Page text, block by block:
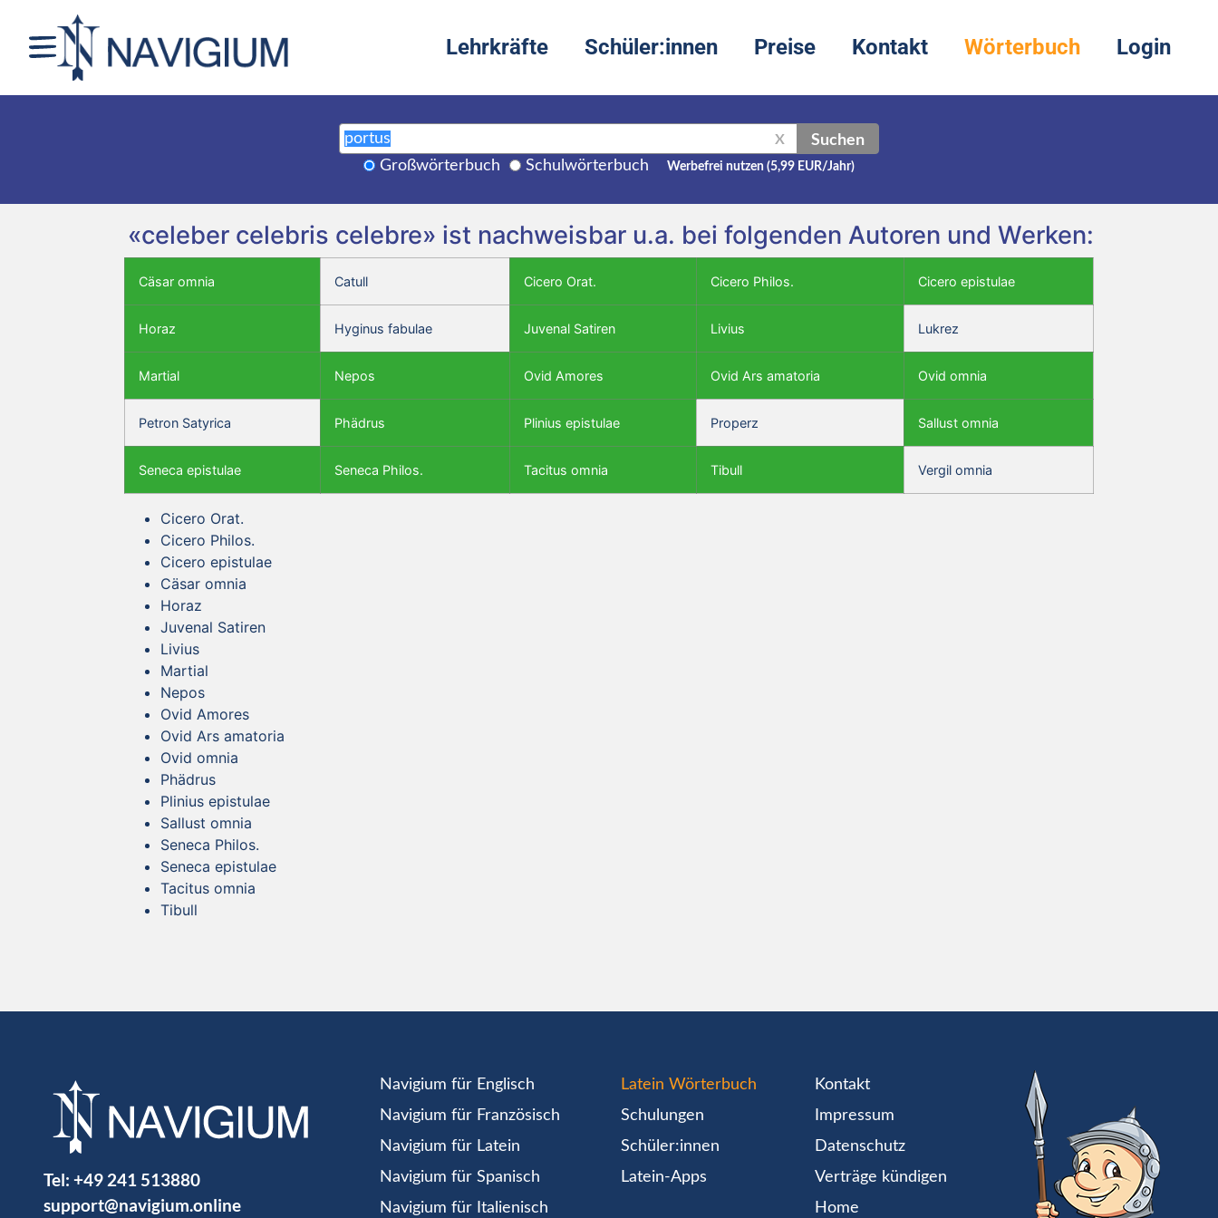
Lehrkräfte Schüler:innen Preise Kontakt Wörterbuch Login
X Suchen
Großwörterbuch Schulwörterbuch Werbefrei nutzen (5,99 EUR/Jahr)
«celeber celebris celebre» ist nachweisbar u.a. bei folgenden Autoren und Werken:
Cäsar omnia Catull Cicero Orat. Cicero Philos. Cicero epistulae
Horaz Hyginus fabulae Juvenal Satiren Livius Lukrez
Martial Nepos Ovid Amores Ovid Ars amatoria Ovid omnia
Petron Satyrica Phädrus Plinius epistulae Properz Sallust omnia
Seneca epistulae Seneca Philos. Tacitus omnia Tibull Vergil omnia
Cicero Orat.
Cicero Philos.
Cicero epistulae
Cäsar omnia
Horaz
Juvenal Satiren
Livius
Martial
Nepos
Ovid Amores
Ovid Ars amatoria
Ovid omnia
Phädrus
Plinius epistulae
Sallust omnia
Seneca Philos.
Seneca epistulae
Tacitus omnia
Tibull
Tel: +49 241 513880
support@navigium.online
Navigium für Englisch
Navigium für Französisch
Navigium für Latein
Navigium für Spanisch
Navigium für Italienisch
Latein Wörterbuch
Schulungen
Schüler:innen
Latein-Apps
Kontakt
Impressum
Datenschutz
Verträge kündigen
Home